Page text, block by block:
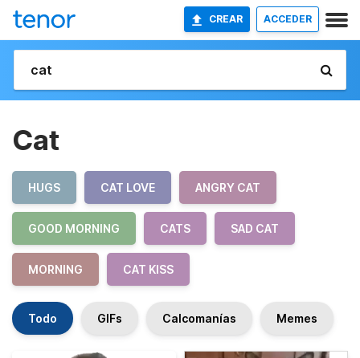
CREAR ACCEDER
Cat
HUGS CAT LOVE ANGRY CAT
GOOD MORNING CATS SAD CAT
MORNING CAT KISS
Todo GIFs Calcomanías Memes